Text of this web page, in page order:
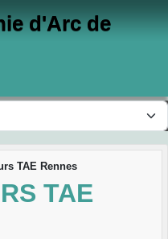
d'Arc de
TAE Rennes
TAE